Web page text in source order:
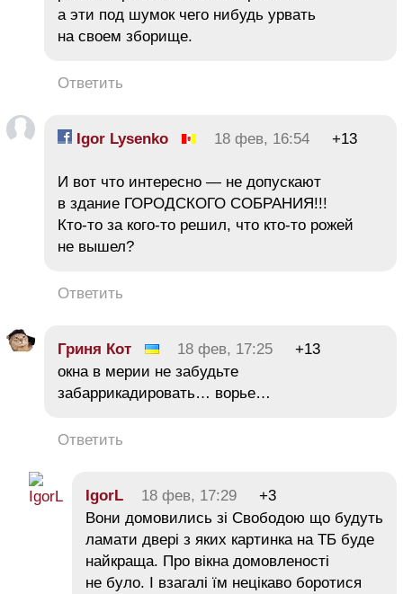
а эти под шумок чего нибудь урвать
на своем зборище.
Ответить
Igor Lysenko 18 фев, 16:54 +13
И вот что интересно — не допускают
в здание ГОРОДСКОГО СОБРАНИЯ!!!
Кто-то за кого-то решил, что кто-то рожей
не вышел?
Ответить
Гриня Кот 18 фев, 17:25
+13
окна в мерии не забудьте
забаррикадировать… ворье…
Ответить
IgorL 18 фев, 17:29
+3
Вони домовились зі Свободою що будуть
ламати двері з яких картинка на ТБ буде
найкраща. Про вікна домовленості
не було. І взагалі їм нецікаво боротися